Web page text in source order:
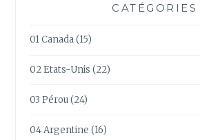
CATÉGORIES
01 Canada(15)
02 Etats-Unis (22)
03 Pérou(24)
04 Argentine (16)